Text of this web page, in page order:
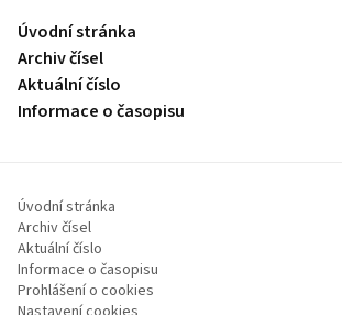
Úvodní stránka
Archiv čísel
Aktuální číslo
Informace o časopisu
Úvodní stránka
Archiv čísel
Aktuální číslo
Informace o časopisu
Prohlášení o cookies